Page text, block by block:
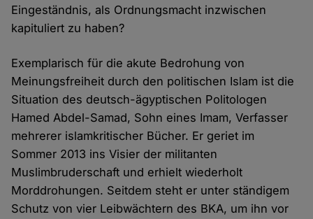
Eingeständnis, als Ordnungsmacht inzwischen
kapituliert zu haben?
Exemplarisch für die akute Bedrohung von
Meinungsfreiheit durch den politischen Islam ist die
Situation des deutsch-ägyptischen Politologen
Hamed Abdel-Samad, Sohn eines Imam, Verfasser
mehrerer islamkritischer Bücher. Er geriet im
Sommer 2013 ins Visier der militanten
Muslimbruderschaft und erhielt wiederholt
Morddrohungen. Seitdem steht er unter ständigem
Schutz von vier Leibwächtern des BKA, um ihn vor